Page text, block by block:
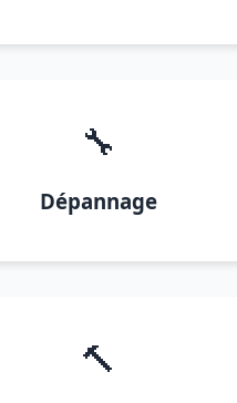
🔧
Dépannage
🔨